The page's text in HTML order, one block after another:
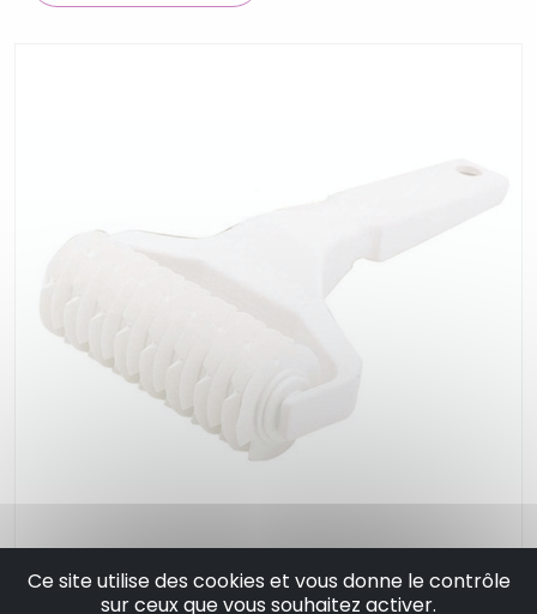
Rouleau à losange pour filet décoration de
tarte - silikomart
Ce site utilise des cookies et vous donne le contrôle
sur ceux que vous souhaitez activer.